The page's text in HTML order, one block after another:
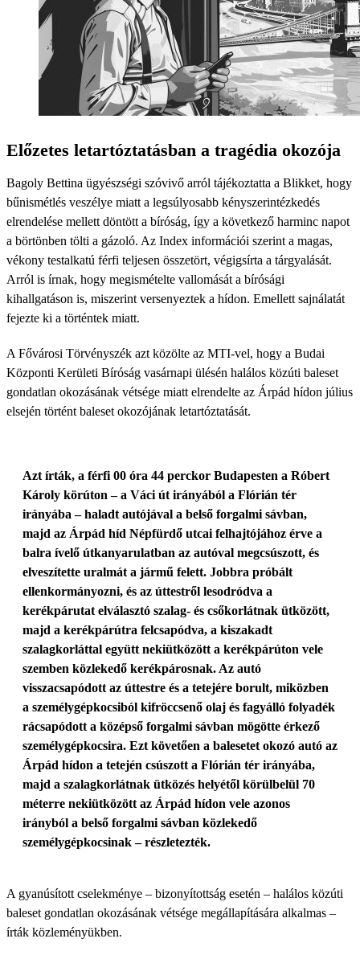
Előzetes letartóztatásban a tragédia okozója
Bagoly Bettina ügyészségi szóvivő arról tájékoztatta a Blikket, hogy
bűnismétlés veszélye miatt a legsúlyosabb kényszerintézkedés
elrendelése mellett döntött a bíróság, így a következő harminc napot
a börtönben tölti a gázoló. Az Index információi szerint a magas,
vékony testalkatú férfi teljesen összetört, végigsírta a tárgyalását.
Arról is írnak, hogy megismételte vallomását a bírósági
kihallgatáson is, miszerint versenyeztek a hídon. Emellett sajnálatát
fejezte ki a történtek miatt.
A Fővárosi Törvényszék azt közölte az MTI-vel, hogy a Budai
Központi Kerületi Bíróság vasárnapi ülésén halálos közúti baleset
gondatlan okozásának vétsége miatt elrendelte az Árpád hídon július
elsején történt baleset okozójának letartóztatását.
Azt írták, a férfi 00 óra 44 perckor Budapesten a Róbert
Károly körúton – a Váci út irányából a Flórián tér
irányába – haladt autójával a belső forgalmi sávban,
majd az Árpád híd Népfürdő utcai felhajtójához érve a
balra ívelő útkanyarulatban az autóval megcsúszott, és
elveszítette uralmát a jármű felett. Jobbra próbált
ellenkormányozni, és az úttestről lesodródva a
kerékpárutat elválasztó szalag- és csőkorlátnak ütközött,
majd a kerékpárútra felcsapódva, a kiszakadt
szalagkorláttal együtt nekiütközött a kerékpárúton vele
szemben közlekedő kerékpárosnak. Az autó
visszacsapódott az úttestre és a tetejére borult, miközben
a személygépkocsiból kifröccsenő olaj és fagyálló folyadék
rácsapódott a középső forgalmi sávban mögötte érkező
személygépkocsira. Ezt követően a balesetet okozó autó az
Árpád hídon a tetején csúszott a Flórián tér irányába,
majd a szalagkorlátnak ütközés helyétől körülbelül 70
méterre nekiütközött az Árpád hídon vele azonos
irányból a belső forgalmi sávban közlekedő
személygépkocsinak – részletezték.
A gyanúsított cselekménye – bizonyítottság esetén – halálos közúti
baleset gondatlan okozásának vétsége megállapítására alkalmas –
írták közleményükben.